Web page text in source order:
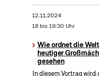
12.11.2024
18 bis 19:30 Uhr
Wie ordnet die
heutiger
gesehen
In diesem Vortrag wird